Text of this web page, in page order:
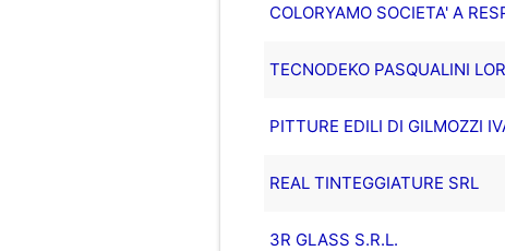
COLORYAMO SOCIETA' A
TECNODEKO PASQUALINI
PITTURE EDILI DI GILMOZZI
REAL TINTEGGIATURE SRL
3R GLASS S.R.L.